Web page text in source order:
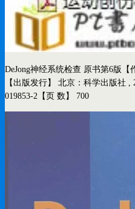
DeJong神经系统检查 原书第6版
【出版发行】 北京：科学出版社 ,
019853-2 【页 数】 700